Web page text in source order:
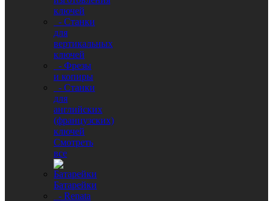
ключей
- Станки
для
вертикальных
ключей
- Фрезы
и копиры
- Станки
для
английских
(французских)
ключей
Смотреть
все
Батарейки
- Renata